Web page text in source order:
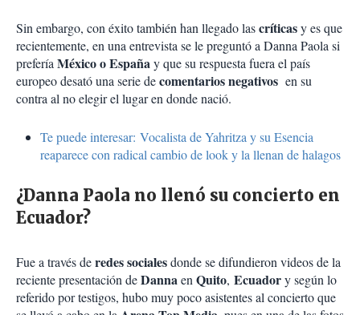
Sin embargo, con éxito también han llegado lascríticasy es que
recientemente, en una entrevista se le preguntó a Danna Paola si
preferíaMéxico o Españay que su respuesta fuera el país
europeo desató una serie decomentarios negativos en su
contra al no elegir el lugar en donde nació.
Te puede interesar: Vocalista de Yahritza y su Esencia
reaparece con radical cambio de look y la llenan de halagos
¿Danna Paola no llenó su concierto en
Ecuador?
Fue a través deredes socialesdonde se difundieron videos de la
reciente presentación deDannaenQuito, Ecuadory según lo
referido por testigos, hubo muy poco asistentes al concierto que